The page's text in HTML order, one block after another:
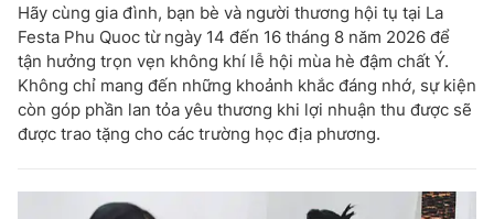
Hãy cùng gia đình, bạn bè và người thương hội tụ tại La
Festa Phu Quoc từ ngày 14 đến 16 tháng 8 năm 2026 để
tận hưởng trọn vẹn không khí lễ hội mùa hè đậm chất Ý.
Không chỉ mang đến những khoảnh khắc đáng nhớ, sự kiện
còn góp phần lan tỏa yêu thương khi lợi nhuận thu được sẽ
được trao tặng cho các trường học địa phương.